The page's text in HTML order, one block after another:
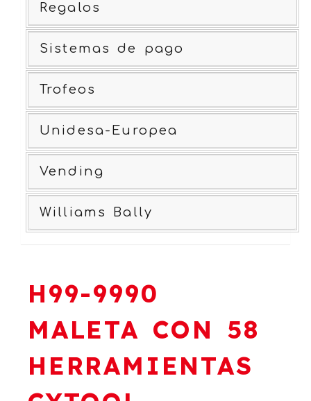
Regalos
Sistemas de pago
Trofeos
Unidesa-Europea
Vending
Williams Bally
H99-9990
MALETA CON 58
HERRAMIENTAS